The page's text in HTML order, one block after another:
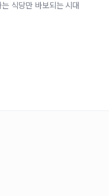
식당만 바보되는 시대